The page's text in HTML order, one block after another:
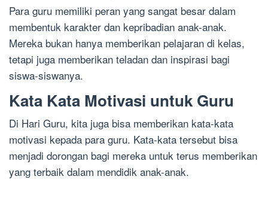
Para guru memiliki peran yang sangat besar dalam
membentuk karakter dan kepribadian anak-anak.
Mereka bukan hanya memberikan pelajaran di kelas,
tetapi juga memberikan teladan dan inspirasi bagi
siswa-siswanya.
Kata Kata Motivasi untuk Guru
Di Hari Guru, kita juga bisa memberikan kata-kata
motivasi kepada para guru. Kata-kata tersebut bisa
menjadi dorongan bagi mereka untuk terus memberikan
yang terbaik dalam mendidik anak-anak.